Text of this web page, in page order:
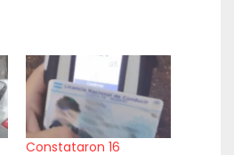
Constataron 16